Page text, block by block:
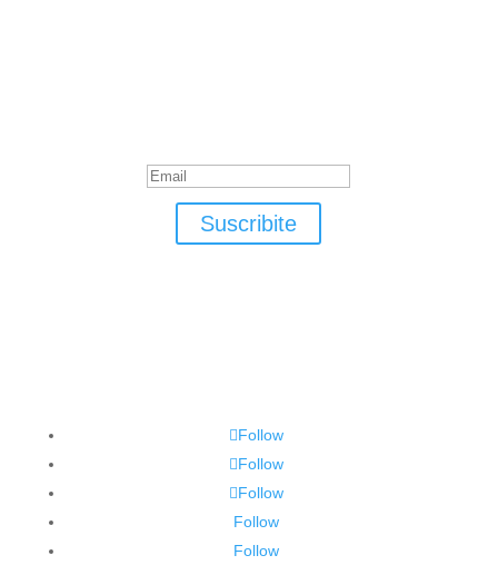
Suscribite
Follow
Follow
Follow
Follow
Follow